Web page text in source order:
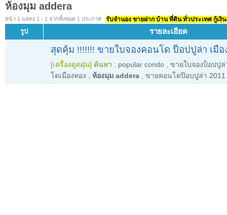
ห้องมุม addera
หน้า 1 แสดง 1 - 1 จากทั้งหมด 1 ประกาศ รับจำนอง ขายฝาก บ้าน ที่ดิน ทั่วประเทศ กู้เงิ
รูป รายละเอียด
สุดคุ้ม !!!!!!! ขายใบจองคอนโด ป็อปปูล่า เมือ
[เครื่องดูดฝุ่น] ค้นหา : popular condo
ขายใบจองป็อปปูล่
โดเมืองทอง
ห้องมุม addera ขายคอนโดป๊อบปูล่า 2011